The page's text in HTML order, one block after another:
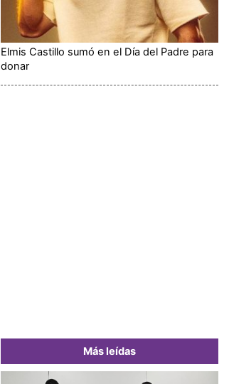
Elmis Castillo sumó en el Día del Padre para
donar
Más leídas